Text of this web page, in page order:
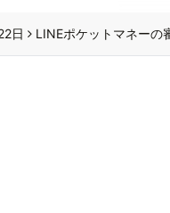
日 LINEポケットマネーの
静岡銀行カードローン
NHKの受信料を払わ